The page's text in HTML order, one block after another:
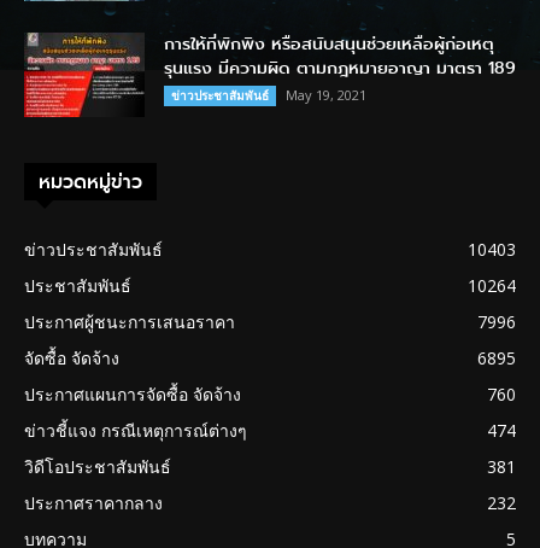
การให้ที่พักพิง หรือสนับสนุนช่วยเหลือผู้ก่อเหตุ
รุนแรง มีความผิด ตามกฎหมายอาญา มาตรา 189
ข่าวประชาสัมพันธ์ May 19, 2021
หมวดหมู่ข่าว
ข่าวประชาสัมพันธ์
10403
ประชาสัมพันธ์
10264
ประกาศผู้ชนะการเสนอราคา
7996
จัดซื้อ จัดจ้าง
6895
ประกาศแผนการจัดซื้อ จัดจ้าง
760
ข่าวชี้แจง กรณีเหตุการณ์ต่างๆ
474
วิดีโอประชาสัมพันธ์
381
ประกาศราคากลาง
232
บทความ
5